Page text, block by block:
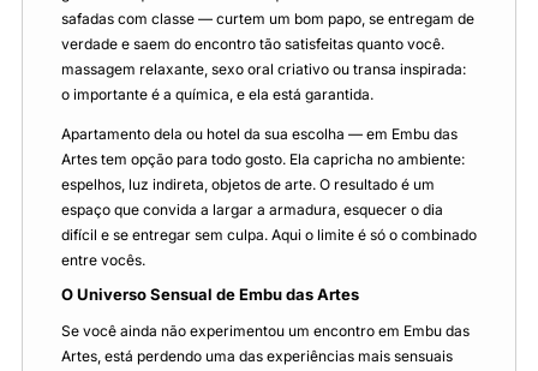
safadas com classe — curtem um bom papo, se entregam de
verdade e saem do encontro tão satisfeitas quanto você.
massagem relaxante, sexo oral criativo ou transa inspirada:
o importante é a química, e ela está garantida.
Apartamento dela ou hotel da sua escolha — em Embu das
Artes tem opção para todo gosto. Ela capricha no ambiente:
espelhos, luz indireta, objetos de arte. O resultado é um
espaço que convida a largar a armadura, esquecer o dia
difícil e se entregar sem culpa. Aqui o limite é só o combinado
entre vocês.
O Universo Sensual de Embu das Artes
Se você ainda não experimentou um encontro em Embu das
Artes, está perdendo uma das experiências mais sensuais